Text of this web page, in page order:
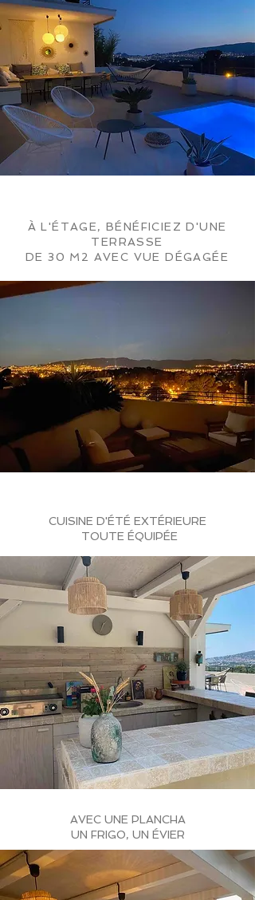
À L'ÉTAGE, BÉNÉFICIEZ D'UNE
TERRASSE
DE 30 M2 AVEC VUE DÉGAGÉE
CUISINE D'ÉTÉ EXTÉRIEURE
TOUTE ÉQUIPÉE
AVEC UNE PLANCHA
UN FRIGO, UN ÉVIER